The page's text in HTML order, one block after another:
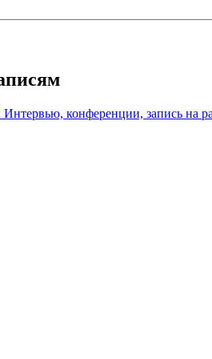
Интервью, конференции, запись на